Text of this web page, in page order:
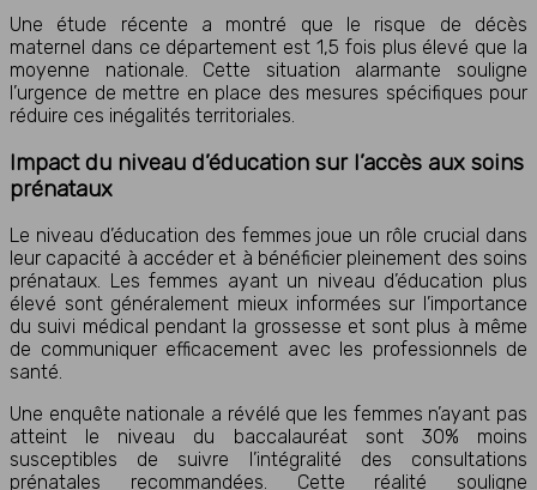
Une étude récente a montré que le risque de décès
maternel dans ce département est 1,5 fois plus élevé que la
moyenne nationale. Cette situation alarmante souligne
l’urgence de mettre en place des mesures spécifiques pour
réduire ces inégalités territoriales.
Impact du niveau d’éducation sur l’accès aux soins
prénataux
Le niveau d’éducation des femmes joue un rôle crucial dans
leur capacité à accéder et à bénéficier pleinement des soins
prénataux. Les femmes ayant un niveau d’éducation plus
élevé sont généralement mieux informées sur l’importance
du suivi médical pendant la grossesse et sont plus à même
de communiquer efficacement avec les professionnels de
santé.
Une enquête nationale a révélé que les femmes n’ayant pas
atteint le niveau du baccalauréat sont 30% moins
susceptibles de suivre l’intégralité des consultations
prénatales recommandées. Cette réalité souligne